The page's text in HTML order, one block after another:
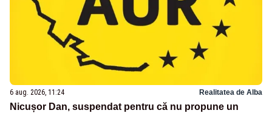
6 aug. 2026, 11:24 Realitatea de Alba
Nicușor Dan, suspendat pentru că nu propune un